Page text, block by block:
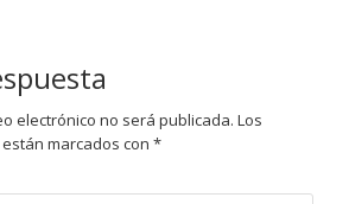
electrónico no será publicada. Los
marcados con *